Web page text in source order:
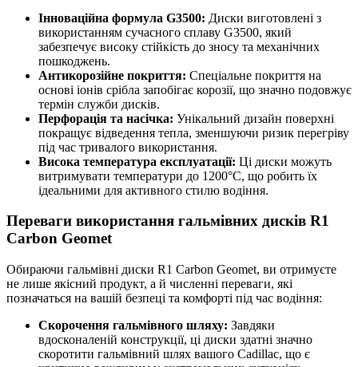
Інноваційна формула G3500: Диски виготовлені з
використанням сучасного сплаву G3500, який
забезпечує високу стійкість до зносу та механічних
пошкоджень.
Антикорозійне покриття: Спеціальне покриття на
основі іонів срібла запобігає корозії, що значно подовжує
термін служби дисків.
Перфорація та насічка: Унікальний дизайн поверхні
покращує відведення тепла, зменшуючи ризик перегріву
під час тривалого використання.
Висока температура експлуатації: Ці диски можуть
витримувати температури до 1200°C, що робить їх
ідеальними для активного стилю водіння.
Переваги використання гальмівних дисків R1
Carbon Geomet
Обираючи гальмівні диски R1 Carbon Geomet, ви отримуєте
не лише якісний продукт, а й численні переваги, які
позначаться на вашій безпеці та комфорті під час водіння:
Скорочення гальмівного шляху: Завдяки
вдосконаленій конструкції, ці диски здатні значно
скоротити гальмівний шлях вашого Cadillac, що є